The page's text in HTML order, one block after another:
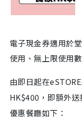
電子現金券適用於
使用 、無上限使用
由即日起在
HK$400，即額外
優惠餐廳如下：